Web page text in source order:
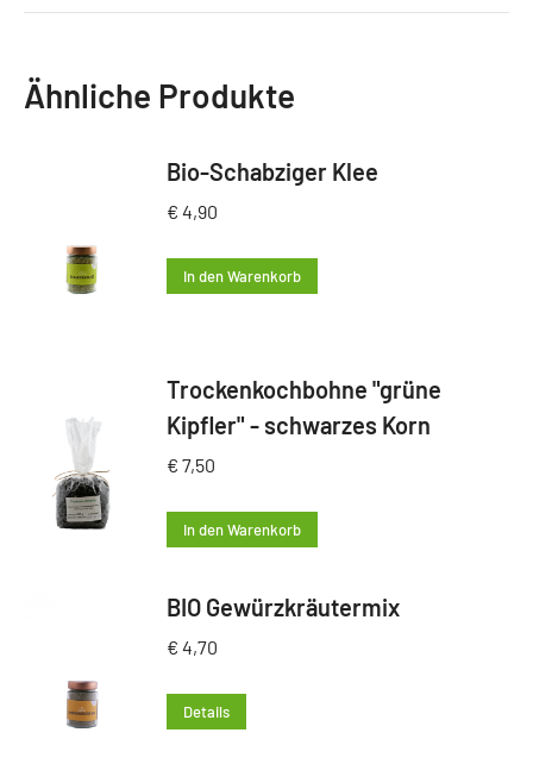
Ähnliche Produkte
Bio-Schabziger Klee
€ 4,90
In den Warenkorb
Trockenkochbohne "grüne
Kipfler" - schwarzes Korn
€ 7,50
In den Warenkorb
BIO Gewürzkräutermix
€ 4,70
Details